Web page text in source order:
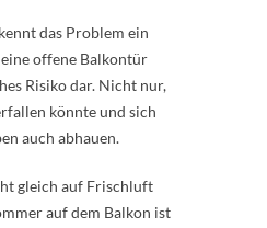
das Problem ein
offene Balkontür
Risiko dar. Nicht nur,
könnte und sich
auch abhauen.
gleich auf Frischluft
auf dem Balkon ist